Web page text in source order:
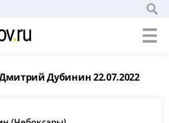
Дубинин 22.07.2022